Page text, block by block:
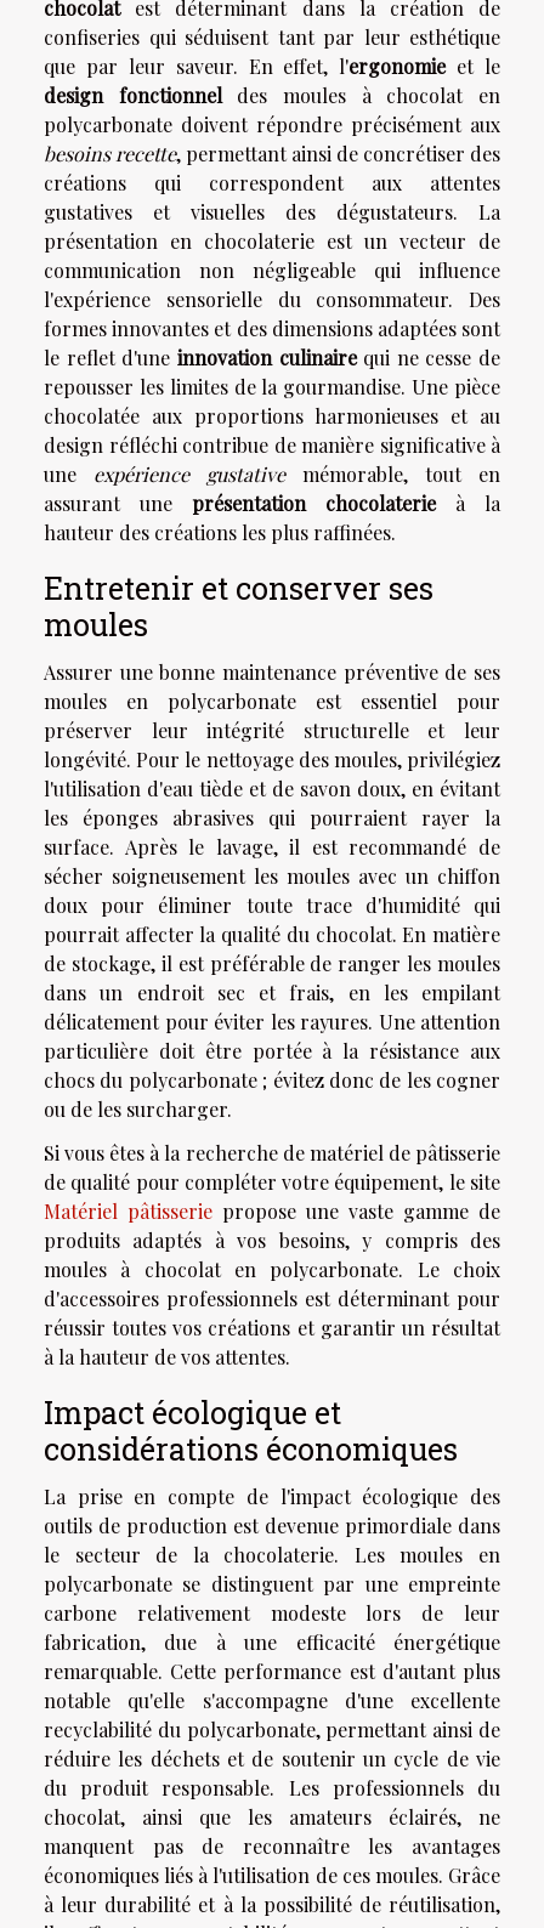
chocolatest déterminant dans la création de
confiseries qui séduisent tant par leur esthétique
que par leur saveur. En effet, l'ergonomieet le
design fonctionneldes moules à chocolat en
polycarbonate doivent répondre précisément aux
besoins recette, permettant ainsi de concrétiser des
créations qui correspondent aux attentes
gustatives et visuelles des dégustateurs. La
présentation en chocolaterie est un vecteur de
communication non négligeable qui influence
l'expérience sensorielle du consommateur. Des
formes innovantes et des dimensions adaptées sont
le reflet d'une innovation culinairequi ne cesse de
repousser les limites de la gourmandise. Une pièce
chocolatée aux proportions harmonieuses et au
design réfléchi contribue de manière significative à
une expérience gustativemémorable, tout en
assurant une présentation chocolaterieà la
hauteur des créations les plus raffinées.
Entretenir et conserver ses
moules
Assurer une bonne maintenance préventive de ses
moules en polycarbonate est essentiel pour
préserver leur intégrité structurelle et leur
longévité. Pour le nettoyage des moules, privilégiez
l'utilisation d'eau tiède et de savon doux, en évitant
les éponges abrasives qui pourraient rayer la
surface. Après le lavage, il est recommandé de
sécher soigneusement les moules avec un chiffon
doux pour éliminer toute trace d'humidité qui
pourrait affecter la qualité du chocolat. En matière
de stockage, il est préférable de ranger les moules
dans un endroit sec et frais, en les empilant
délicatement pour éviter les rayures. Une attention
particulière doit être portée à la résistance aux
chocs du polycarbonate ; évitez donc de les cogner
ou de les surcharger.
Si vous êtes à la recherche de matériel de pâtisserie
de qualité pour compléter votre équipement, le site
Matériel pâtisserie propose une vaste gamme de
produits adaptés à vos besoins, y compris des
moules à chocolat en polycarbonate. Le choix
d'accessoires professionnels est déterminant pour
réussir toutes vos créations et garantir un résultat
à la hauteur de vos attentes.
Impact écologique et
considérations économiques
La prise en compte de l'impact écologique des
outils de production est devenue primordiale dans
le secteur de la chocolaterie. Les moules en
polycarbonate se distinguent par une empreinte
carbone relativement modeste lors de leur
fabrication, due à une efficacité énergétique
remarquable. Cette performance est d'autant plus
notable qu'elle s'accompagne d'une excellente
recyclabilité du polycarbonate, permettant ainsi de
réduire les déchets et de soutenir un cycle de vie
du produit responsable. Les professionnels du
chocolat, ainsi que les amateurs éclairés, ne
manquent pas de reconnaître les avantages
économiques liés à l'utilisation de ces moules. Grâce
à leur durabilité et à la possibilité de réutilisation,